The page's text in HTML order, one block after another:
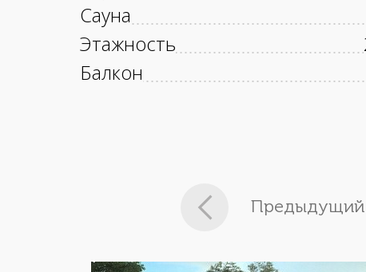
Сауна
Этажность
Балкон
Предыдущий